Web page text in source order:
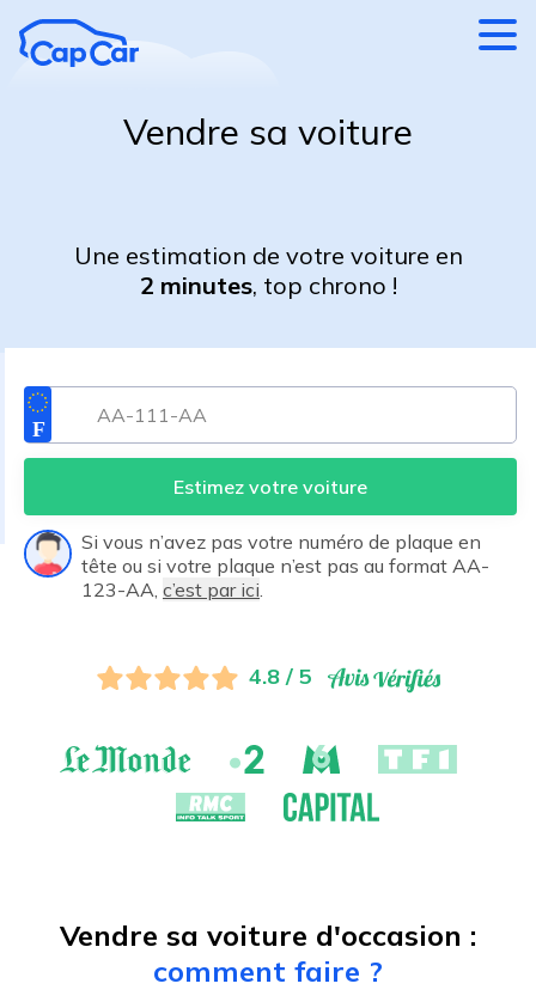
Vendre sa voiture
Une estimation de votre voiture en
2 minutes, top chrono !
Estimez votre voiture
Si vous n’avez pas votre numéro de plaque en
tête ou si votre plaque n’est pas au format AA-
123-AA, c’est par ici
4.8 / 5
Vendre sa voiture d'occasion :
comment faire ?